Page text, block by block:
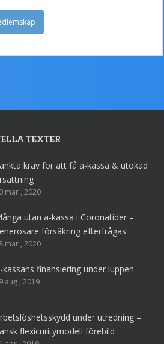
TEXTER
krav för att få a-kassa & utökad
mar , 2020
utan a-kassa i Coronatider –
försäkring efterfrågas
mar , 2020
kassans finansiering under luppen
aug , 2019
under utredning –
flexicuritymodell förebild